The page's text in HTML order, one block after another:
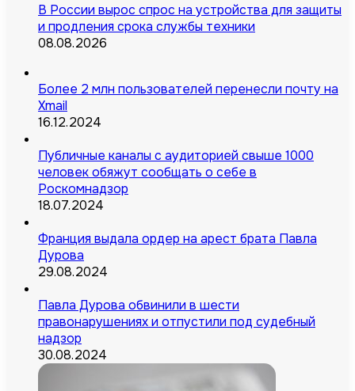
В России вырос спрос на устройства для защиты
и продления срока службы техники
08.08.2026
Более 2 млн пользователей перенесли почту на
Xmail
16.12.2024
Публичные каналы с аудиторией свыше 1000
человек обяжут сообщать о себе в
Роскомнадзор
18.07.2024
Франция выдала ордер на арест брата Павла
Дурова
29.08.2024
Павла Дурова обвинили в шести
правонарушениях и отпустили под судебный
надзор
30.08.2024